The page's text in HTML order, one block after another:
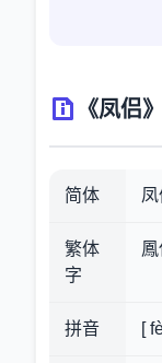
《凤侣
简体 凤
繁体
字
鳳
拼音 [